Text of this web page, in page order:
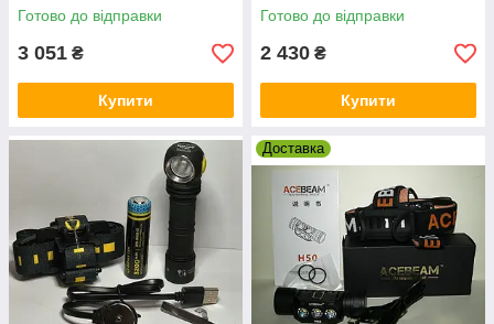
Готово до відправки
3 051 ₴
Купити
Готово до відправки
2 430 ₴
Купити
Доставка